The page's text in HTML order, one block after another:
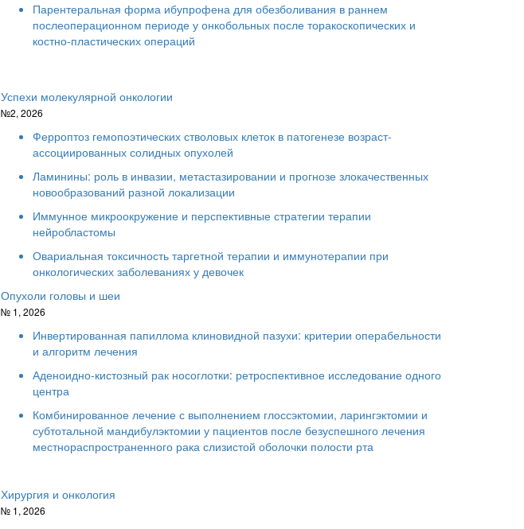
Парентеральная форма ибупрофена для обезболивания в раннем
послеоперационном периоде у онкобольных после торакоскопических и
костно-пластических операций
Успехи молекулярной онкологии
№2, 2026
Ферроптоз гемопоэтических стволовых клеток в патогенезе возраст-
ассоциированных солидных опухолей
Ламинины: роль в инвазии, метастазировании и прогнозе злокачественных
новообразований разной локализации
Иммунное микроокружение и перспективные стратегии терапии
нейробластомы
Овариальная токсичность таргетной терапии и иммунотерапии при
онкологических заболеваниях у девочек
Опухоли головы и шеи
№ 1, 2026
Инвертированная папиллома клиновидной пазухи: критерии операбельности
и алгоритм лечения
Аденоидно-кистозный рак носоглотки: ретроспективное исследование одного
центра
Комбинированное лечение с выполнением глоссэктомии, ларингэктомии и
субтотальной мандибулэктомии у пациентов после безуспешного лечения
местнораспространенного рака слизистой оболочки полости рта
Хирургия и онкология
№ 1, 2026